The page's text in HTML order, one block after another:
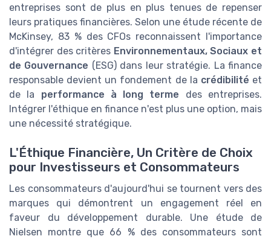
entreprises sont de plus en plus tenues de repenser
leurs pratiques financières. Selon une étude récente de
McKinsey, 83 % des CFOs reconnaissent l'importance
d'intégrer des critères Environnementaux, Sociaux et
de Gouvernance (ESG) dans leur stratégie. La finance
responsable devient un fondement de la crédibilité et
de la performance à long terme des entreprises.
Intégrer l'éthique en finance n'est plus une option, mais
une nécessité stratégique.
L'Éthique Financière, Un Critère de Choix
pour Investisseurs et Consommateurs
Les consommateurs d'aujourd'hui se tournent vers des
marques qui démontrent un engagement réel en
faveur du développement durable. Une étude de
Nielsen montre que 66 % des consommateurs sont